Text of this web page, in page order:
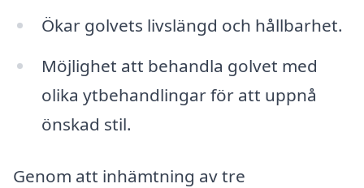
Ökar golvets livslängd och hållbarhet.
Möjlighet att behandla golvet med
olika ytbehandlingar för att uppnå
önskad stil.
Genom att inhämtning av tre